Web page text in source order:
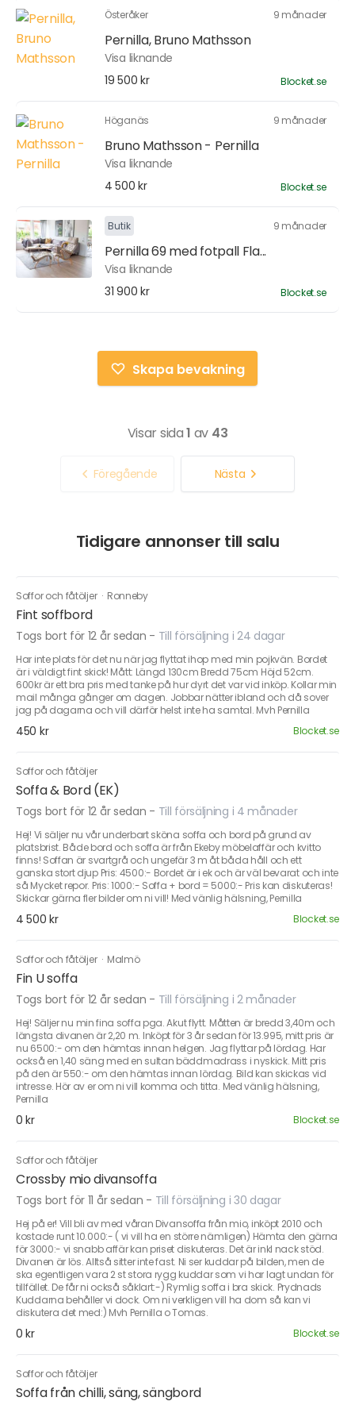
Österåker 9 månader
Pernilla, Bruno Mathsson
Visa liknande
19 500 kr
Blocket.se
Höganäs 9 månader
Bruno Mathsson - Pernilla
Visa liknande
4 500 kr
Blocket.se
Butik 9 månader
Pernilla 69 med fotpall Fla...
Visa liknande
31 900 kr
Blocket.se
Skapa bevakning
Visar sida1 av 43
Föregående Nästa
Tidigare annonser till salu
Soffor och fåtöljer · Ronneby
Fint soffbord
Togs bort för 12 år sedan - Till försäljning i 24 dagar
Har inte plats för det nu när jag flyttat ihop med min pojkvän. Bordet
är i väldigt fint skick! Mått: Längd 130cm Bredd 75cm Höjd 52cm.
600kr är ett bra pris med tanke på hur dyrt det var vid inköp. Kollar min
mail många gånger om dagen. Jobbar nätter ibland och då sover
jag på dagarna och vill därför helst inte ha samtal. Mvh Pernilla
450 kr Blocket.se
Soffor och fåtöljer
Soffa & Bord (EK)
Togs bort för 12 år sedan - Till försäljning i 4 månader
Hej! Vi säljer nu vår underbart sköna soffa och bord på grund av
platsbrist. Både bord och soffa är från Ekeby möbelaffär och kvitto
finns! Soffan är svartgrå och ungefär 3 m åt båda håll och ett
ganska stort djup Pris: 4500:- Bordet är i ek och är väl bevarat och inte
så Mycket repor. Pris: 1000:- Soffa + bord = 5000:- Pris kan diskuteras!
Skickar gärna fler bilder om ni vill! Med vänlig hälsning, Pernilla
4 500 kr Blocket.se
Soffor och fåtöljer · Malmö
Fin U soffa
Togs bort för 12 år sedan - Till försäljning i 2 månader
Hej! Säljer nu min fina soffa pga. Akut flytt. Måtten är bredd 3,40m och
längsta divanen är 2,20 m. Inköpt för 3 år sedan för 13.995, mitt pris är
nu 6500:- om den hämtas innan helgen. Jag flyttar på lördag. Har
också en 1,40 säng med en sultan bäddmadrass i nyskick. Mitt pris
på den är 550:- om den hämtas innan lördag. Bild kan skickas vid
intresse. Hör av er om ni vill komma och titta. Med vänlig hälsning,
Pernilla
0 kr Blocket.se
Soffor och fåtöljer
Crossby mio divansoffa
Togs bort för 11 år sedan - Till försäljning i 30 dagar
Hej på er! Vill bli av med våran Divansoffa från mio, inköpt 2010 och
kostade runt 10.000:- ( vi vill ha en större nämligen) Hämta den gärna
för 3000:- vi snabb affär kan priset diskuteras. Det är inkl nack stöd.
Divanen är lös. Alltså sitter inte fast. Ni ser kuddar på bilden, men de
ska egentligen vara 2 st stora rygg kuddar som vi har lagt undan för
tillfället. De får ni också såklart:-) Rymlig soffa i bra skick. Prydnads
Kuddarna behåller vi dock. Om ni verkligen vill ha dom så kan vi
diskutera det med:) Mvh Pernilla o Tomas.
0 kr Blocket.se
Soffor och fåtöljer
Soffa från chilli, säng, sängbord